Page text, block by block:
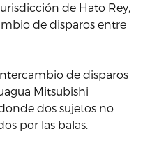
de Hato Rey,
de disparos entre
de disparos
Mitsubishi
dos sujetos no
por las balas.